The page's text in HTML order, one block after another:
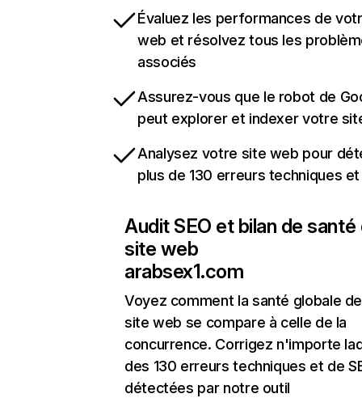
Évaluez les performances de
web et résolvez tous les
associés
Assurez-vous que le robot de
peut explorer et indexer votre
Analysez votre site web pour
plus de 130 erreurs techniques et
Audit SEO et bilan de santé
site web
arabsex1.com
Voyez comment la santé globale
site web se compare à celle de la
concurrence. Corrigez n'importe
des 130 erreurs techniques et de
détectées par notre outil